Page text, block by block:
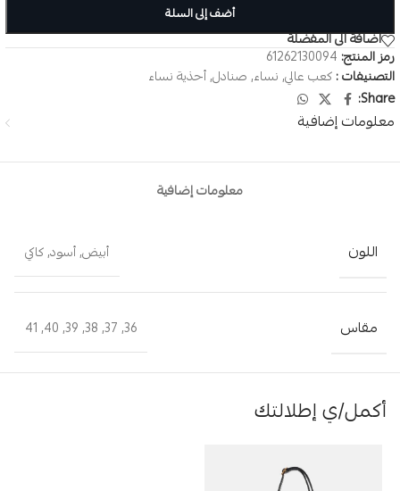
أضف إلى السلة
اضافة الى المفضلة
رمز المنتج: 61262130094
التصنيفات : كعب عالي, نساء, صنادل,أحذية نساء
Share:
معلومات إضافية
معلومات إضافية
اللون أبيض,أسود,كاكي
مقاس 36
,
37
,
38
,
39
,
40
,
41
أكمل/ي إطلالتك